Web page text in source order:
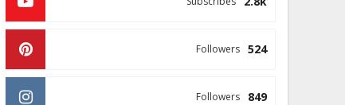
524
Followers
849
Followers